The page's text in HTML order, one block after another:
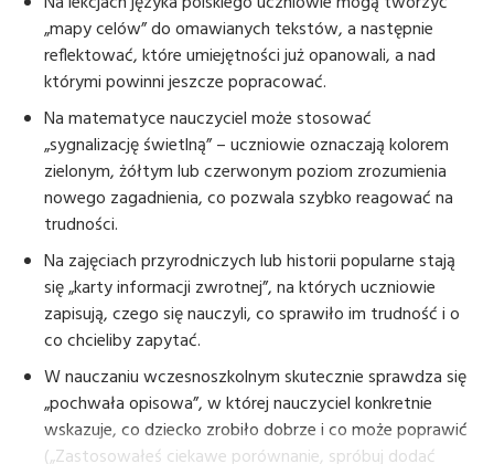
„mapy celów” do omawianych tekstów, a następnie
reflektować, które umiejętności już opanowali, a nad
którymi powinni jeszcze popracować.
Na matematyce nauczyciel może stosować
„sygnalizację świetlną” – uczniowie oznaczają kolorem
zielonym, żółtym lub czerwonym poziom zrozumienia
nowego zagadnienia, co pozwala szybko reagować na
trudności.
Na zajęciach przyrodniczych lub historii popularne stają
się „karty informacji zwrotnej”, na których uczniowie
zapisują, czego się nauczyli, co sprawiło im trudność i o
co chcieliby zapytać.
W nauczaniu wczesnoszkolnym skutecznie sprawdza się
„pochwała opisowa”, w której nauczyciel konkretnie
wskazuje, co dziecko zrobiło dobrze i co może poprawić
(„Zastosowałeś ciekawe porównanie, spróbuj dodać